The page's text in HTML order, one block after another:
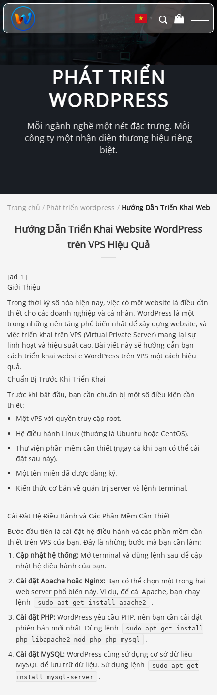
Chuyển
đến
dung
▼
PHÁT TRIỂN
WORDPRESS
Mỗi ngành nghề một nét đặc trưng. Mỗi
công ty một nhận diện thương hiệu riêng
biệt.
Trang chủ / Phát triển wordpress / Hướng Dẫn Triển Khai
Hướng Dẫn Triển Khai Website WordPress
trên VPS Hiệu Quả
[ad_1]
Giới Thiệu
Trong thời kỳ số hóa hiện nay, việc có một website là điều cần
thiết cho các doanh nghiệp và cá nhân. WordPress là một
trong những nền tảng phổ biến nhất để xây dựng website, và
việc triển khai trên VPS (Virtual Private Server) mang lại sự
linh hoạt và hiệu suất cao. Bài viết này sẽ hướng dẫn bạn
cách triển khai website WordPress trên VPS một cách hiệu
quả.
Chuẩn Bị Trước Khi Triển Khai
Trước khi bắt đầu, bạn cần chuẩn bị một số điều kiện cần
thiết:
Một VPS với quyền truy cập root.
Hệ điều hành Linux (thường là Ubuntu hoặc CentOS).
Thư viện phần mềm cần thiết (ngay cả khi bạn có thể cài
đặt sau này).
Một tên miền đã được đăng ký.
Kiến thức cơ bản về quản trị server và lệnh terminal.
Cài Đặt Hệ Điều Hành và Các Phần Mềm Cần Thiết
Bước đầu tiên là cài đặt hệ điều hành và các phần mềm cần
thiết trên VPS của bạn. Đây là những bước mà bạn cần làm:
Cập nhật hệ thống: Mở terminal và dùng lệnh sau để cập
nhật hệ điều hành của bạn.
Cài đặt Apache hoặc Nginx: Bạn có thể chọn một trong hai
web server phổ biến này. Ví dụ, để cài Apache, bạn chạy
lệnh
sudo apt-get install apache2
.
Cài đặt PHP: WordPress yêu cầu PHP, nên bạn cần cài đặt
phiên bản mới nhất. Dùng lệnh
sudo apt-get install
php libapache2-mod-php php-mysql
.
Cài đặt MySQL: WordPress cũng sử dụng cơ sở dữ liệu
MySQL để lưu trữ dữ liệu. Sử dụng lệnh
sudo apt-get
install mysql-server
.